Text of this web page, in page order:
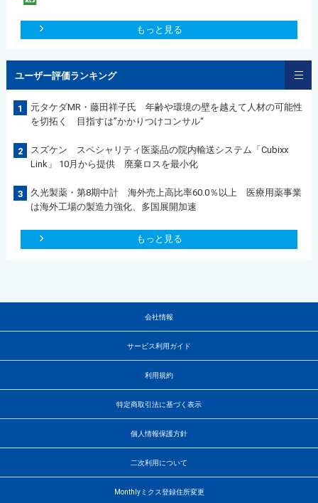
もっと見る
ユーザー評価ランキング
1
元タケダMR・藤田祥子氏 年齢や環境の壁を越えて人材の可能性
を切拓く 目指すは”かかりつけコンサル“
2
スズケン スペシャリティ医薬品の院内輸送システム「Cubixx
Link」 10月から提供 廃棄ロスを最小化
3
久光製薬・第8期中計 海外売上高比率60.0％以上 医療用薬事業
は海外工場の製造力強化、多国展開加速
もっと見る
会社情報
サービス利用ガイド
利用規約
特定商取引法に基づく表示
個人情報保護方針
二次利用について
Monthlyミクス登録住所変更